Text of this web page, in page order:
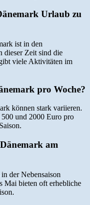
Urlaub zu
ist in den
dieser Zeit sind die
viele Aktivitäten im
pro Woche?
können stark variieren.
und 2000 Euro pro
am
der Nebensaison
Mai bieten oft erhebliche